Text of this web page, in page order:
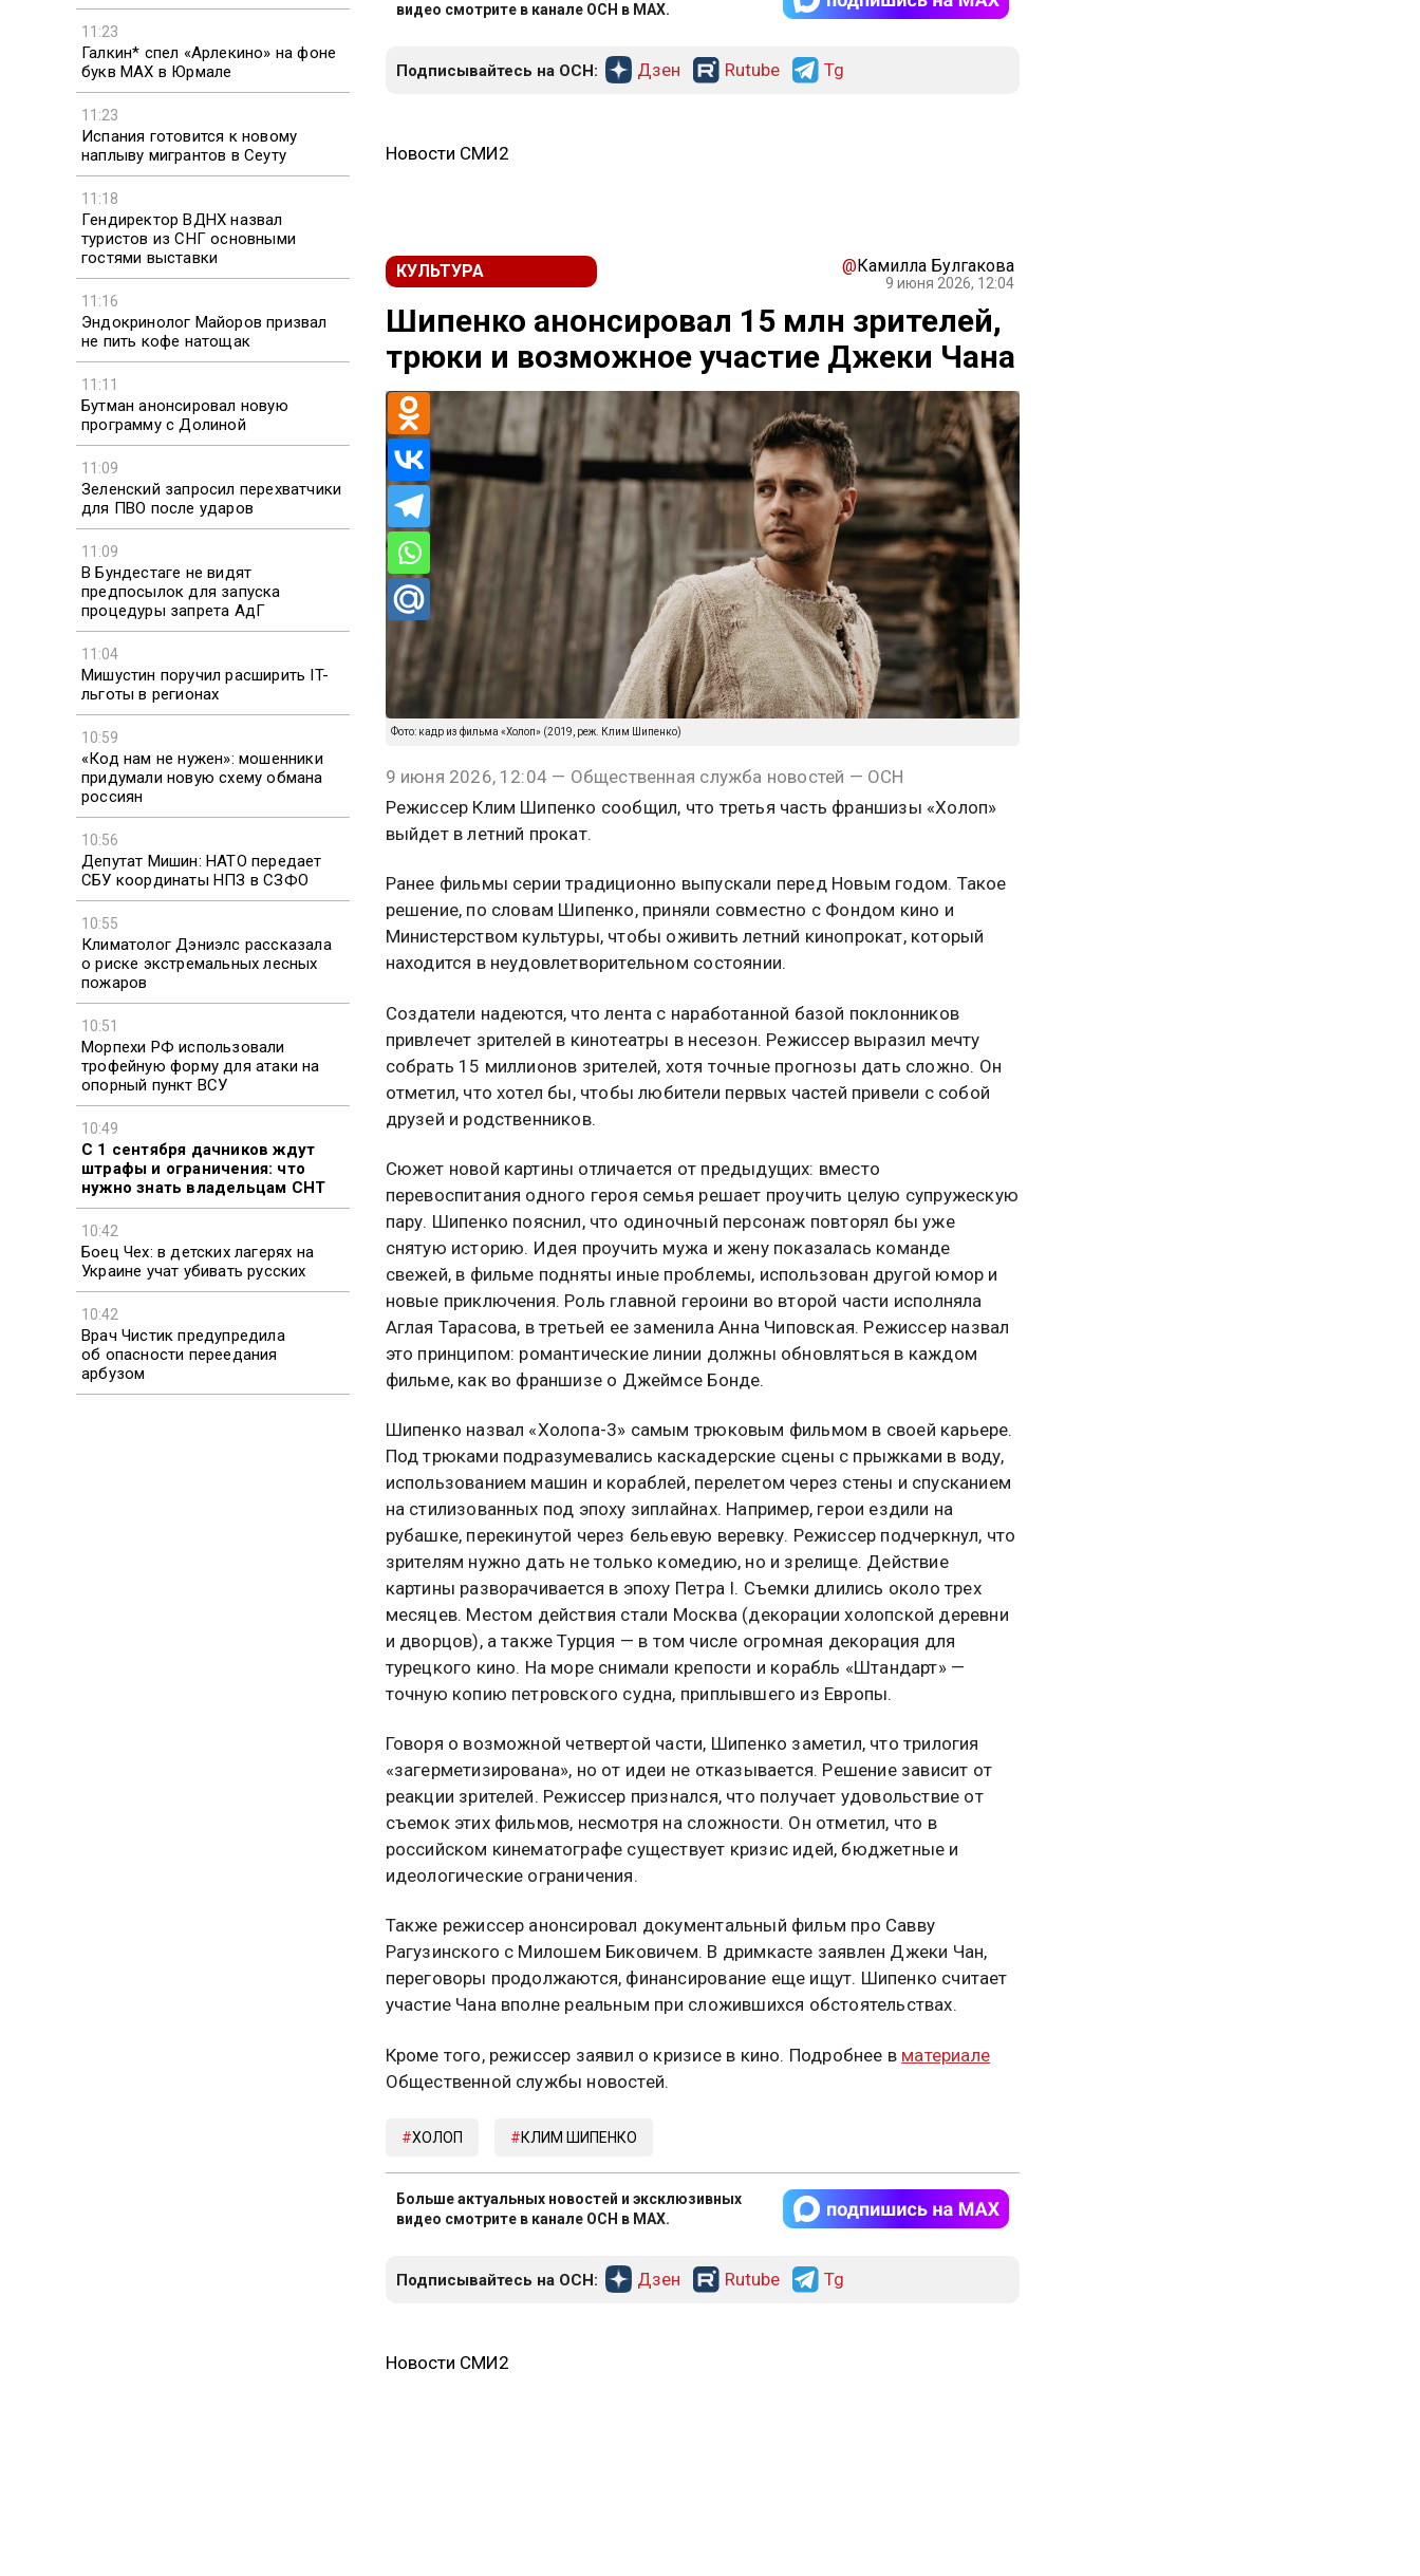
11:23
Галкин* спел «Арлекино» на фоне
букв MAX в Юрмале
11:23
Испания готовится к новому
наплыву мигрантов в Сеуту
11:18
Гендиректор ВДНХ назвал
туристов из СНГ основными
гостями выставки
11:16
Эндокринолог Майоров призвал
не пить кофе натощак
11:11
Бутман анонсировал новую
программу с Долиной
11:09
Зеленский запросил перехватчики
для ПВО после ударов
11:09
В Бундестаге не видят
предпосылок для запуска
процедуры запрета АдГ
11:04
Мишустин поручил расширить IT-
льготы в регионах
10:59
«Код нам не нужен»: мошенники
придумали новую схему обмана
россиян
10:56
Депутат Мишин: НАТО передает
СБУ координаты НПЗ в СЗФО
10:55
Климатолог Дэниэлс рассказала
о риске экстремальных лесных
пожаров
10:51
Морпехи РФ использовали
трофейную форму для атаки на
опорный пункт ВСУ
10:49
С 1 сентября дачников ждут
штрафы и ограничения: что
нужно знать владельцам СНТ
10:42
Боец Чех: в детских лагерях на
Украине учат убивать русских
10:42
Врач Чистик предупредила
об опасности переедания
арбузом
видео смотрите в канале ОСН в MAX.
Подписывайтесь на ОСН: Дзен Rutube Tg
Новости СМИ2
КУЛЬТУРА @Камилла Булгакова
9 июня 2026, 12:04
Шипенко анонсировал 15 млн зрителей,
трюки и возможное участие Джеки Чана
Фото: кадр из фильма «Холоп» (2019, реж. Клим Шипенко)
9 июня 2026, 12:04 — Общественная служба новостей — ОСН
Режиссер Клим Шипенко сообщил, что третья часть франшизы «Холоп»
выйдет в летний прокат.
Ранее фильмы серии традиционно выпускали перед Новым годом. Такое
решение, по словам Шипенко, приняли совместно с Фондом кино и
Министерством культуры, чтобы оживить летний кинопрокат, который
находится в неудовлетворительном состоянии.
Создатели надеются, что лента с наработанной базой поклонников
привлечет зрителей в кинотеатры в несезон. Режиссер выразил мечту
собрать 15 миллионов зрителей, хотя точные прогнозы дать сложно. Он
отметил, что хотел бы, чтобы любители первых частей привели с собой
друзей и родственников.
Сюжет новой картины отличается от предыдущих: вместо
перевоспитания одного героя семья решает проучить целую супружескую
пару. Шипенко пояснил, что одиночный персонаж повторял бы уже
снятую историю. Идея проучить мужа и жену показалась команде
свежей, в фильме подняты иные проблемы, использован другой юмор и
новые приключения. Роль главной героини во второй части исполняла
Аглая Тарасова, в третьей ее заменила Анна Чиповская. Режиссер назвал
это принципом: романтические линии должны обновляться в каждом
фильме, как во франшизе о Джеймсе Бонде.
Шипенко назвал «Холопа-3» самым трюковым фильмом в своей карьере.
Под трюками подразумевались каскадерские сцены с прыжками в воду,
использованием машин и кораблей, перелетом через стены и спусканием
на стилизованных под эпоху зиплайнах. Например, герои ездили на
рубашке, перекинутой через бельевую веревку. Режиссер подчеркнул, что
зрителям нужно дать не только комедию, но и зрелище. Действие
картины разворачивается в эпоху Петра I. Съемки длились около трех
месяцев. Местом действия стали Москва (декорации холопской деревни
и дворцов), а также Турция — в том числе огромная декорация для
турецкого кино. На море снимали крепости и корабль «Штандарт» —
точную копию петровского судна, приплывшего из Европы.
Говоря о возможной четвертой части, Шипенко заметил, что трилогия
«загерметизирована», но от идеи не отказывается. Решение зависит от
реакции зрителей. Режиссер признался, что получает удовольствие от
съемок этих фильмов, несмотря на сложности. Он отметил, что в
российском кинематографе существует кризис идей, бюджетные и
идеологические ограничения.
Также режиссер анонсировал документальный фильм про Савву
Рагузинского с Милошем Биковичем. В дримкасте заявлен Джеки Чан,
переговоры продолжаются, финансирование еще ищут. Шипенко считает
участие Чана вполне реальным при сложившихся обстоятельствах.
Кроме того, режиссер заявил о кризисе в кино. Подробнее в материале
Общественной службы новостей.
ХОЛОП КЛИМ ШИПЕНКО
Больше актуальных новостей и эксклюзивных
видео смотрите в канале ОСН в MAX.
Подписывайтесь на ОСН: Дзен Rutube Tg
Новости СМИ2